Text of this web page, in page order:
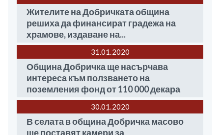
Жителите на Добричката община
решиха да финансират градежа на
храмове, издаване на...
31.01 2020
Община Добричка ще насърчава
интереса към ползването на
поземления фонд от 110 000 декара
30.01 2020
В селата в община Добричка масово
ще поставят камери за